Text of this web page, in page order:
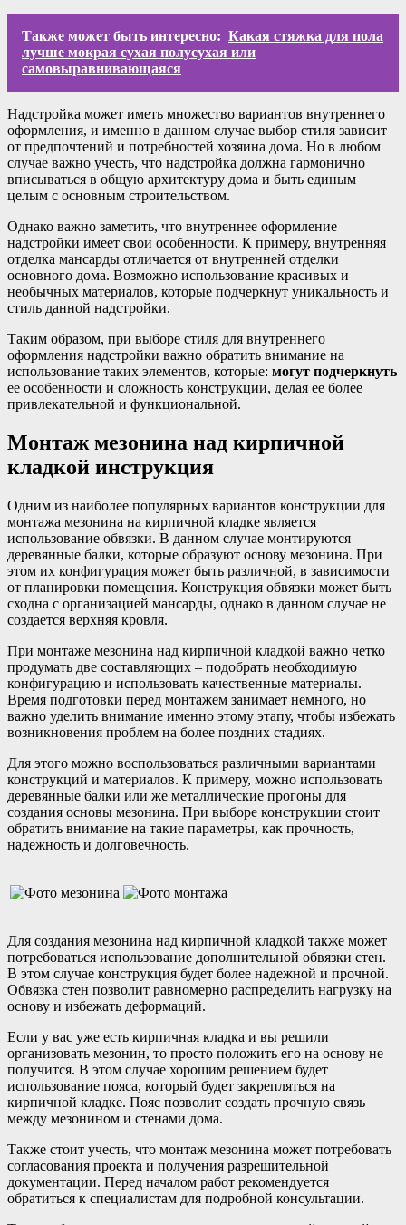
Также может быть интересно: Какая стяжка для пола
лучше мокрая сухая полусухая или
самовыравнивающаяся
Надстройка может иметь множество вариантов внутреннего
оформления, и именно в данном случае выбор стиля зависит
от предпочтений и потребностей хозяина дома. Но в любом
случае важно учесть, что надстройка должна гармонично
вписываться в общую архитектуру дома и быть единым
целым с основным строительством.
Однако важно заметить, что внутреннее оформление
надстройки имеет свои особенности. К примеру, внутренняя
отделка мансарды отличается от внутренней отделки
основного дома. Возможно использование красивых и
необычных материалов, которые подчеркнут уникальность и
стиль данной надстройки.
Таким образом, при выборе стиля для внутреннего
оформления надстройки важно обратить внимание на
использование таких элементов, которые: могут подчеркнуть
ее особенности и сложность конструкции, делая ее более
привлекательной и функциональной.
Монтаж мезонина над кирпичной
кладкой инструкция
Одним из наиболее популярных вариантов конструкции для
монтажа мезонина на кирпичной кладке является
использование обвязки. В данном случае монтируются
деревянные балки, которые образуют основу мезонина. При
этом их конфигурация может быть различной, в зависимости
от планировки помещения. Конструкция обвязки может быть
сходна с организацией мансарды, однако в данном случае не
создается верхняя кровля.
При монтаже мезонина над кирпичной кладкой важно четко
продумать две составляющих – подобрать необходимую
конфигурацию и использовать качественные материалы.
Время подготовки перед монтажем занимает немного, но
важно уделить внимание именно этому этапу, чтобы избежать
возникновения проблем на более поздних стадиях.
Для этого можно воспользоваться различными вариантами
конструкций и материалов. К примеру, можно использовать
деревянные балки или же металлические прогоны для
создания основы мезонина. При выборе конструкции стоит
обратить внимание на такие параметры, как прочность,
надежность и долговечность.
Для создания мезонина над кирпичной кладкой также может
потребоваться использование дополнительной обвязки стен.
В этом случае конструкция будет более надежной и прочной.
Обвязка стен позволит равномерно распределить нагрузку на
основу и избежать деформаций.
Если у вас уже есть кирпичная кладка и вы решили
организовать мезонин, то просто положить его на основу не
получится. В этом случае хорошим решением будет
использование пояса, который будет закрепляться на
кирпичной кладке. Пояс позволит создать прочную связь
между мезонином и стенами дома.
Также стоит учесть, что монтаж мезонина может потребовать
согласования проекта и получения разрешительной
документации. Перед началом работ рекомендуется
обратиться к специалистам для подробной консультации.